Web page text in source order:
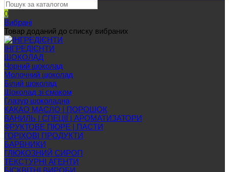
0
Вибрані
Товар доданий до списку вибраних
ІНГРЕДІЄНТИ
ШОКОЛАД
Чорний шоколад
Молочний шоколад
Білий шоколад
Шоколад зі смаком
Глазур шоколадна
КАКАО МАСЛО | ПОРОШОК
ВАНИЛЬ | СПЕЦІЇ | АРОМАТИЗАТОРИ
ФРУКТОВЕ ПЮРЕ | ПАСТИ
ГОРІХОВІ ПРОДУКТИ
БАРВНИКИ
ГЛЮКОЗНИЙ СИРОП
ТЕКСТУРНІ АГЕНТИ
БІСКВІТНІ ВИРОБИ